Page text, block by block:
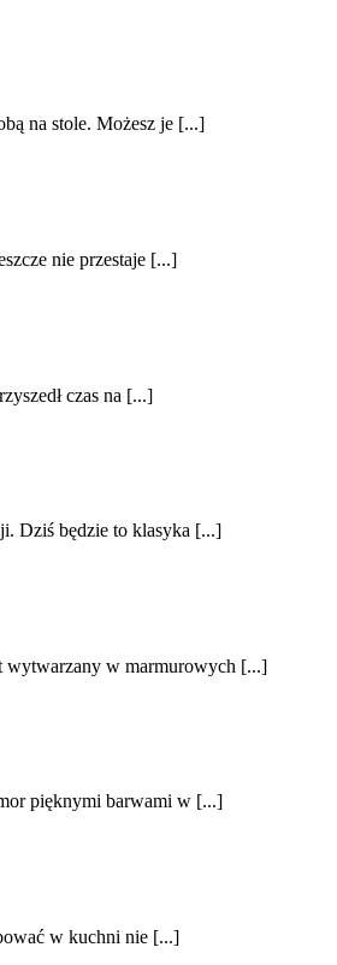
na stole. Możesz je [...]
nie przestaje [...]
czas na [...]
Dziś będzie to klasyka [...]
wytwarzany w marmurowych [...]
pięknymi barwami w [...]
w kuchni nie [...]